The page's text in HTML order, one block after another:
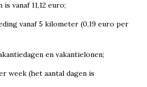
vanaf 11,12 euro;
vanaf 5 kilometer (0,19 euro per
en vakantielonen;
week (het aantal dagen is